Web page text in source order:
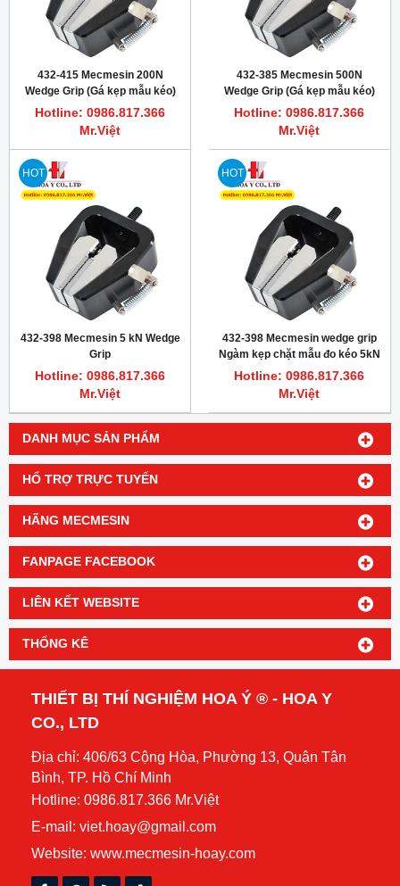
DANH MỤC SẢN PHẨM
HỔ TRỢ TRỰC TUYẾN
HÃNG MECMESIN
FANPAGE FACEBOOK
LIÊN KẾT WEBSITE
THỐNG KÊ
432-415 Mecmesin 200N
Wedge Grip (Gá kẹp mẫu kéo)
Hotline: 0986.817.366
Mr.Việt
432-385 Mecmesin 500N
Wedge Grip (Gá kẹp mẫu kéo)
Hotline: 0986.817.366
Mr.Việt
HOT
432-398 Mecmesin 5 kN Wedge
Grip
Hotline: 0986.817.366
Mr.Việt
HOT
432-398 Mecmesin wedge grip
Ngàm kẹp chặt mẫu đo kéo 5kN
Hotline: 0986.817.366
Mr.Việt
THIẾT BỊ THÍ NGHIỆM HOA Ý ® - HOA Y
CO., LTD
Địa chỉ: 406/63 Cộng Hòa, Phường 13, Quận Tân
Bình, TP. Hồ Chí Minh
Hotline: 0986.817.366 Mr.Việt
E-mail: viet.hoay@gmail.com
Website: www.mecmesin-hoay.com